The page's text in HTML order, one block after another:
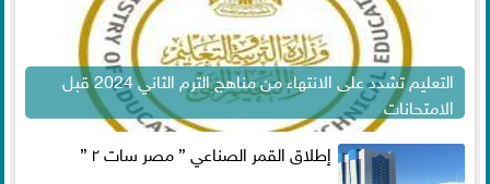
التعليم تشدد على الانتهاء من مناهج الترم الثاني 2024 قبل
الامتحانات
إطلاق القمر الصناعي ” مصر سات ٢ ”